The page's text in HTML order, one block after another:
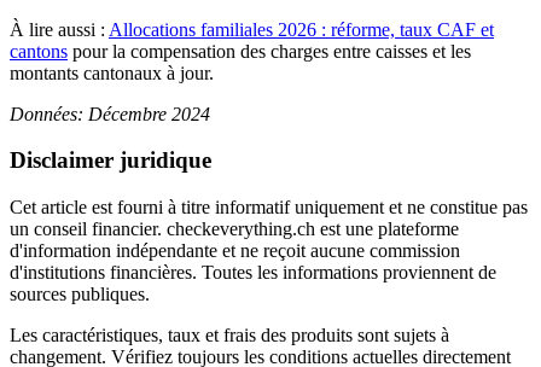
À lire aussi : Allocations familiales 2026 : réforme, taux CAF et
cantons pour la compensation des charges entre caisses et les
montants cantonaux à jour.
Données: Décembre 2024
Disclaimer juridique
Cet article est fourni à titre informatif uniquement et ne constitue pas
un conseil financier. checkeverything.ch est une plateforme
d'information indépendante et ne reçoit aucune commission
d'institutions financières. Toutes les informations proviennent de
sources publiques.
Les caractéristiques, taux et frais des produits sont sujets à
changement. Vérifiez toujours les conditions actuelles directement